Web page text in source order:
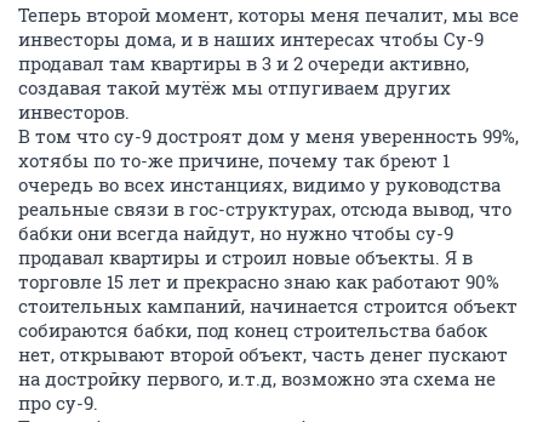
Теперь второй момент, которы меня печалит, мы все
инвесторы дома, и в наших интересах чтобы Су-9
продавал там квартиры в 3 и 2 очереди активно,
создавая такой мутёж мы отпугиваем других
инвесторов.
В том что су-9 достроят дом у меня уверенность 99%,
хотябы по то-же причине, почему так бреют 1
очередь во всех инстанциях, видимо у руководства
реальные связи в гос-структурах, отсюда вывод, что
бабки они всегда найдут, но нужно чтобы су-9
продавал квартиры и строил новые объекты. Я в
торговле 15 лет и прекрасно знаю как работают 90%
стоительных кампаний, начинается строится объект
собираются бабки, под конец строительства бабок
нет, открывают второй объект, часть денег пускают
на достройку первого, и.т.д, возможно эта схема не
про су-9.